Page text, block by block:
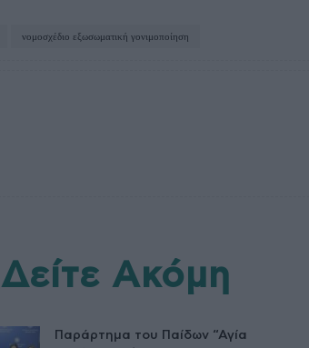
νομοσχέδιο εξωσωματική γονιμοποίηση
Δείτε Ακόμη
Παράρτημα του Παίδων “Αγία